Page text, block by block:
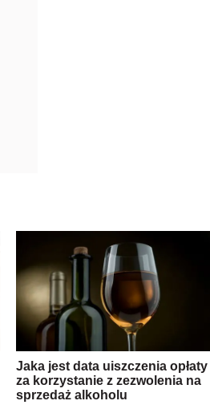
Jaka jest data uiszczenia opłaty
za korzystanie z zezwolenia na
sprzedaż alkoholu